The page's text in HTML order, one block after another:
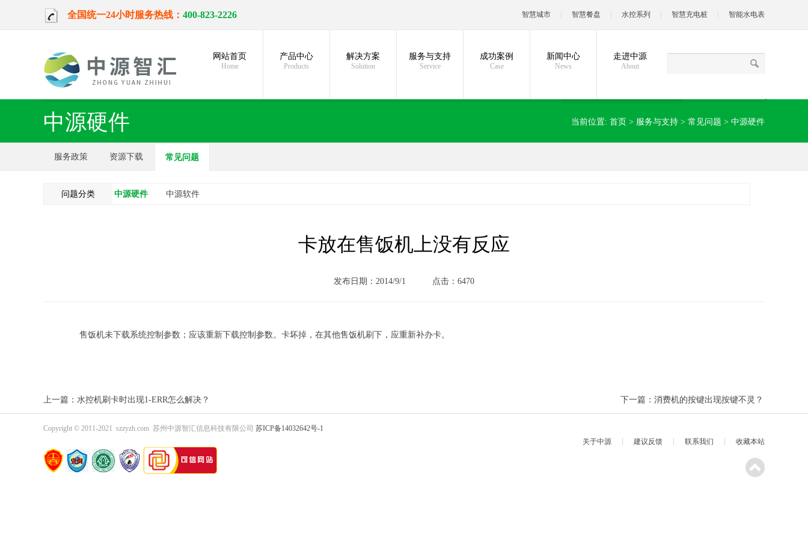
全国统一24小时服务热线： 400-823-2226 智慧城市 智慧餐盘 水控系列 智慧充电桩 智能水电表
网站首页
Home
产品中心
Products
解决方案
Solution
服务与支持
Service
成功案例
Case
新闻中心
News
走进中源
About
中源硬件 当前位置: 首页 > 服务与支持 > 常见问题 > 中源硬件
服务政策 资源下载 常见问题
问题分类 中源硬件 中源软件
卡放在售饭机上没有反应
发布日期：2014/9/1 点击：6470
售饭机未下载系统控制参数；应该重新下载控制参数。卡坏掉，在其他售饭机刷下，应重新补办卡。
上一篇：水控机刷卡时出现1-ERR怎么解决？ 下一篇：消费机的按键出现按键不灵？
Copyright © 2011-2021 szzyzh.com 苏州中源智汇信息科技有限公司 苏ICP备14032642号-1
关于中源
建议反馈 联系我们 收藏本站